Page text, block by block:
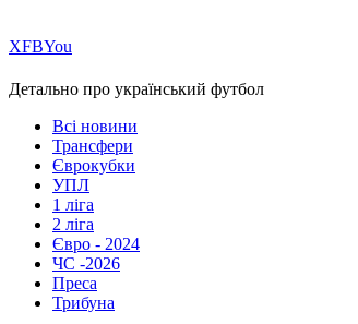
ХFBYou
Детально про український футбол
Всі новини
Трансфери
Єврокубки
УПЛ
1 ліга
2 ліга
Євро - 2024
ЧС -2026
Преса
Трибуна